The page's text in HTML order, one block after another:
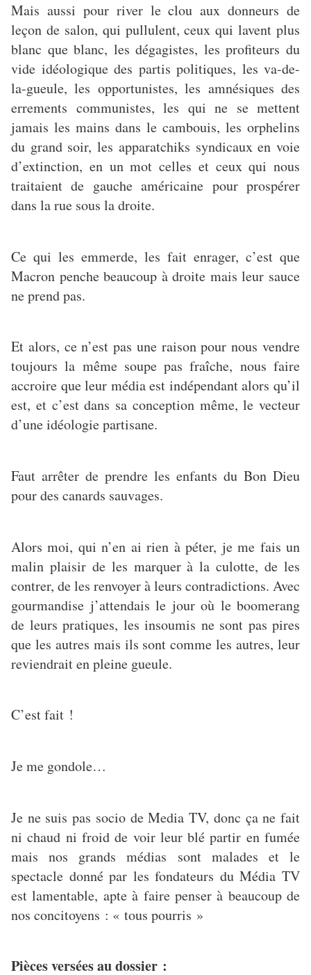
Mais aussi pour river le clou aux donneurs de
leçon de salon, qui pullulent, ceux qui lavent plus
blanc que blanc, les dégagistes, les profiteurs du
vide idéologique des partis politiques, les va-de-
la-gueule, les opportunistes, les amnésiques des
errements communistes, les qui ne se mettent
jamais les mains dans le cambouis, les orphelins
du grand soir, les apparatchiks syndicaux en voie
d’extinction, en un mot celles et ceux qui nous
traitaient de gauche américaine pour prospérer
dans la rue sous la droite.
Ce qui les emmerde, les fait enrager, c’est que
Macron penche beaucoup à droite mais leur sauce
ne prend pas.
Et alors, ce n’est pas une raison pour nous vendre
toujours la même soupe pas fraîche, nous faire
accroire que leur média est indépendant alors qu’il
est, et c’est dans sa conception même, le vecteur
d’une idéologie partisane.
Faut arrêter de prendre les enfants du Bon Dieu
pour des canards sauvages.
Alors moi, qui n’en ai rien à péter, je me fais un
malin plaisir de les marquer à la culotte, de les
contrer, de les renvoyer à leurs contradictions. Avec
gourmandise j’attendais le jour où le boomerang
de leurs pratiques, les insoumis ne sont pas pires
que les autres mais ils sont comme les autres, leur
reviendrait en pleine gueule.
C’est fait !
Je me gondole…
Je ne suis pas socio de Media TV, donc ça ne fait
ni chaud ni froid de voir leur blé partir en fumée
mais nos grands médias sont malades et le
spectacle donné par les fondateurs du Média TV
est lamentable, apte à faire penser à beaucoup de
nos concitoyens : « tous pourris »
Pièces versées au dossier :